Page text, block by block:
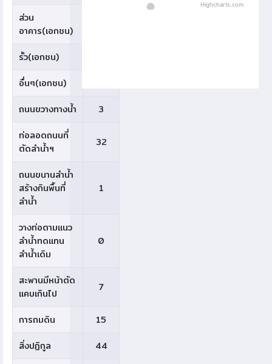
ส่วน
อาคาร(เอกชน)
รั้ว(เอกชน)
อื่นๆ(เอกชน)
ถนนขวางทางน้ำ
3
ท่อลอดถนนที่
ตัดลำน้ำฯ
32
ถนนขนานลำน้ำ
สร้างกินพื้นที่
ลำน้ำ
1
วางท่อตามแนว
ลำน้ำทดแทน
ลำน้ำเดิม
0
สะพานมีหน้าตัด
แคบเกินไป
7
การถมดิน
15
สิ่งปฏิกูล
44
Highcharts.com